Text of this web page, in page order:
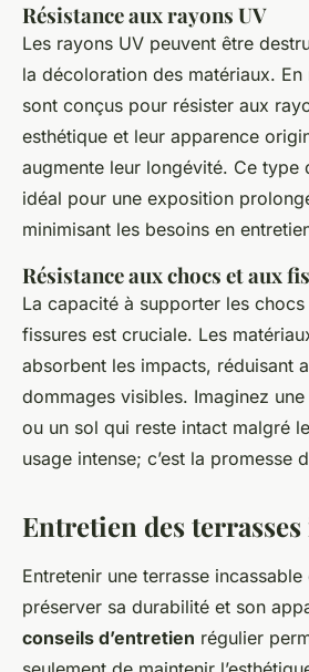
Résistance aux rayons UV
Les rayons UV peuvent être
la décoloration des matériaux.
sont conçus pour résister aux
esthétique et leur apparence
augmente leur longévité. Ce type
idéal pour une exposition
minimisant les besoins en
Résistance aux chocs et aux
La capacité à supporter les
fissures est cruciale. Les
absorbent les impacts, réduisant
dommages visibles. Imaginez
ou un sol qui reste intact malgré
usage intense; c’est la promesse
Entretien des terrasses
Entretenir une terrasse
préserver sa durabilité et son
conseils d’entretien régulier